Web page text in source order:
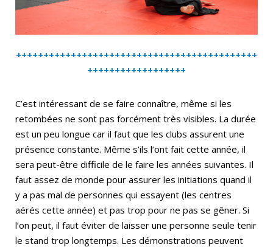
++++++++++++++++++++++++++++++++++++++++++++
++++++++++++++++++
C’est intéressant de se faire connaître, même si les
retombées ne sont pas forcément très visibles. La durée
est un peu longue car il faut que les clubs assurent une
présence constante. Même s’ils l’ont fait cette année, il
sera peut-être difficile de le faire les années suivantes. Il
faut assez de monde pour assurer les initiations quand il
y a pas mal de personnes qui essayent (les centres
aérés cette année) et pas trop pour ne pas se gêner. Si
l’on peut, il faut éviter de laisser une personne seule tenir
le stand trop longtemps. Les démonstrations peuvent